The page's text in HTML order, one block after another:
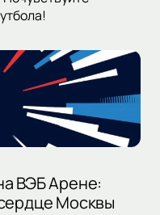
ВЭБ Арене:
Москвы